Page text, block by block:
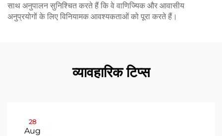
साथ अनुपालन सुनिश्चित करते हैं कि वे वाणिज्यिक और आवासीय
अनुप्रयोगों के लिए विनियामक आवश्यकताओं को पूरा करते हैं।
व्यावहारिक टिप्स
28
Aug